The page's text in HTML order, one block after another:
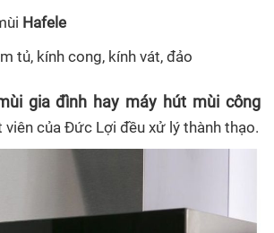
Hafele
tủ, kính cong, kính vát, đảo
gia đình hay máy hút mùi công
viên của Đức Lợi đều xử lý thành thạo.